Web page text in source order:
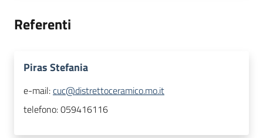
Referenti
Piras Stefania
e-mail:cuc@distrettoceramico.mo.it
telefono:059416116